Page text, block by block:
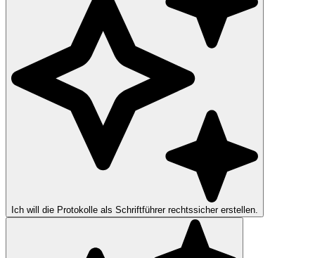
Ich will die Protokolle als Schriftführer rechtssicher erstellen.